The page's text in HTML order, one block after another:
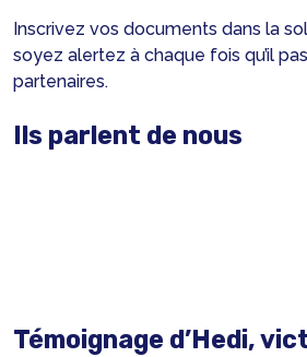
Inscrivez vos documents dans la
soyez alertez à chaque fois qu’il
partenaires.
Ils parlent de nous
Témoignage d’Hedi,